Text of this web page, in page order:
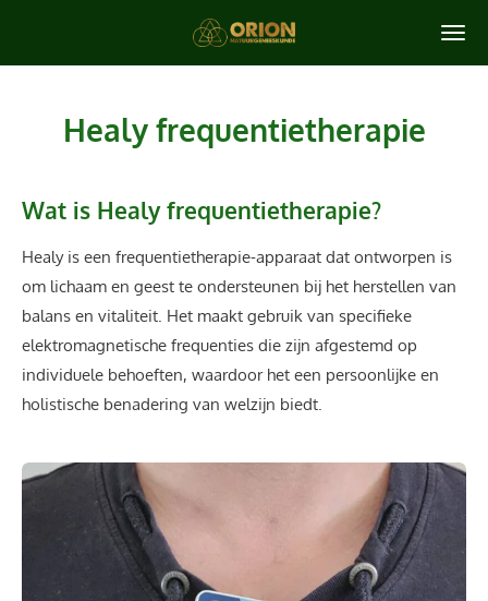
hoofdinhoudHealy frequentietherapie
Wat is Healy frequentietherapie?
Healy is een frequentietherapie-apparaat dat ontworpen is
om lichaam en geest te ondersteunen bij het herstellen van
balans en vitaliteit. Het maakt gebruik van specifieke
elektromagnetische frequenties die zijn afgestemd op
individuele behoeften, waardoor het een persoonlijke en
holistische benadering van welzijn biedt.